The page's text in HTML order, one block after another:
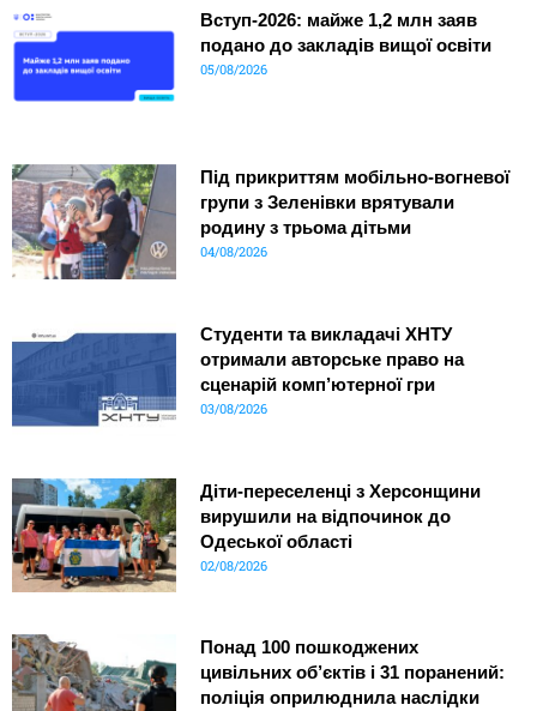
Вступ-2026: майже 1,2 млн заяв
подано до закладів вищої освіти
05/08/2026
Під прикриттям мобільно-вогневої
групи з Зеленівки врятували
родину з трьома дітьми
04/08/2026
Студенти та викладачі ХНТУ
отримали авторське право на
сценарій комп’ютерної гри
03/08/2026
Діти-переселенці з Херсонщини
вирушили на відпочинок до
Одеської області
02/08/2026
Понад 100 пошкоджених
цивільних об’єктів і 31 поранений:
поліція оприлюднила наслідки